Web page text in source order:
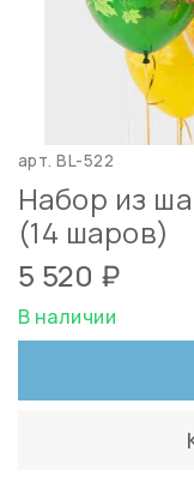
арт.BL-522
Набор из
(14 шаров)
5 520 ₽
В наличии